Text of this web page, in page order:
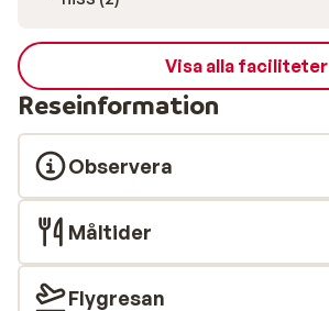
Visa alla faciliteter
Reseinformation
Observera
Måltider
Flygresan